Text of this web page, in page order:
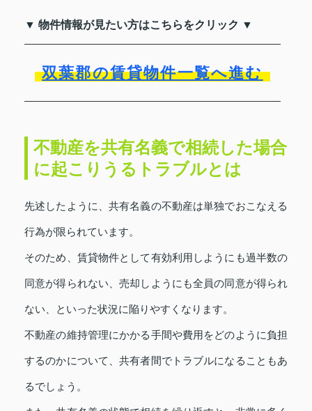
▼ 物件情報が見たい方はこちらをクリック ▼
双葉郡の賃貸物件一覧へ進む
不動産を共有名義で相続した場合
に起こりうるトラブルとは
先述したように、共有名義の不動産は単独でおこなえる
行為が限られています。
そのため、賃貸物件として有効利用しようにも過半数の
同意が得られない、売却しようにも全員の同意が得られ
ない、といった状況に陥りやすくなります。
不動産の維持管理にかかる手間や費用をどのように負担
するのかについて、共有者間でトラブルになることもあ
るでしょう。